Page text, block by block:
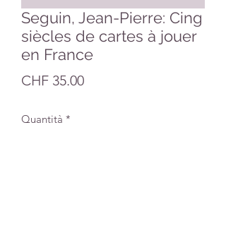
Seguin, Jean-Pierre: Cing
siècles de cartes à jouer
en France
CHF 35.00Prezzo
Quantità *